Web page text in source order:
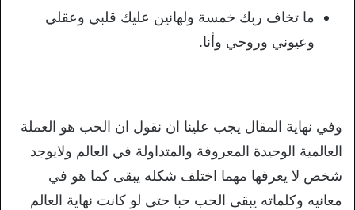
ما تخاف ربك خمسة ولهانين عليك قلبي وعقلي
وعيوني وروحي وأنا.
وفي نهاية المقال يجب علينا ان نقول ان الحب هو العملة
العالمية الوحيدة المعروفة والمتداولة في العالم ولايوجد
شخص لا يعرفها مهما اختلف شكله يبقى كما هو في
معانيه وكلماته يبقى الحب حبا حتى لو كانت نهاية العالم